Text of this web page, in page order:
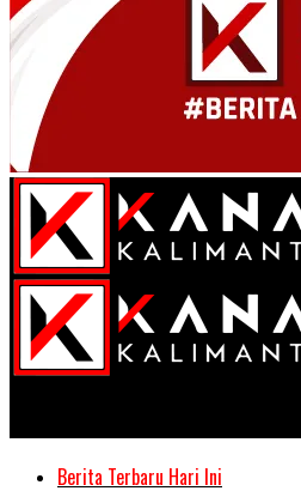
Berita Terbaru Hari Ini